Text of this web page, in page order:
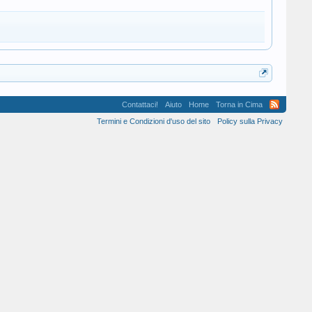
Contattaci! Aiuto Home
Torna in Cima
Termini e Condizioni d'uso del sito
Policy sulla Privacy